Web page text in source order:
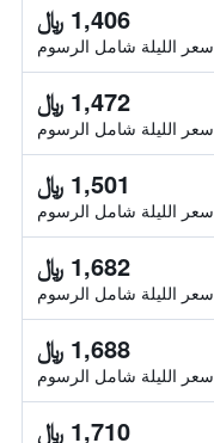
1,406 ﷼
سعر الليلة شامل الرسوم
1,472 ﷼
سعر الليلة شامل الرسوم
1,501 ﷼
سعر الليلة شامل الرسوم
1,682 ﷼
سعر الليلة شامل الرسوم
1,688 ﷼
سعر الليلة شامل الرسوم
1,710 ﷼